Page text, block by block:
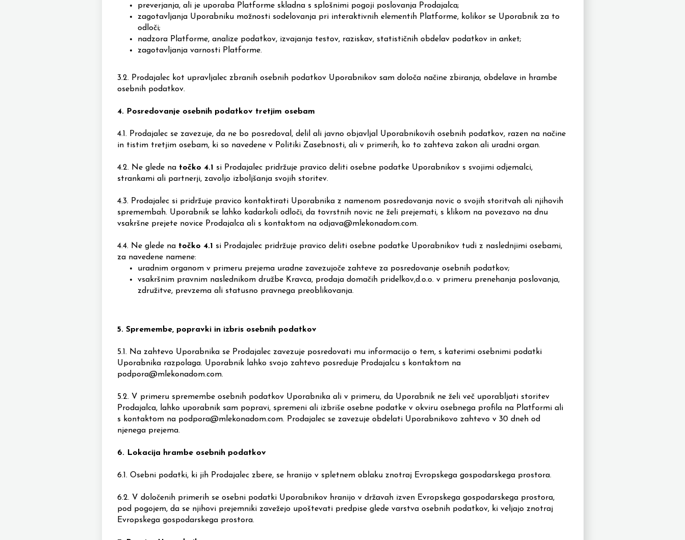
preverjanja, ali je uporaba Platforme skladna s splošnimi pogoji poslovanja Prodajalca;
zagotavljanja Uporabniku možnosti sodelovanja pri interaktivnih elementih Platforme, kolikor se Uporabnik za to
odloči;
nadzora Platforme, analize podatkov, izvajanja testov, raziskav, statističnih obdelav podatkov in anket;
zagotavljanja varnosti Platforme.
3.2. Prodajalec kot upravljalec zbranih osebnih podatkov Uporabnikov sam določa načine zbiranja, obdelave in hrambe
osebnih podatkov.
4. Posredovanje osebnih podatkov tretjim osebam
4.1. Prodajalec se zavezuje, da ne bo posredoval, delil ali javno objavljal Uporabnikovih osebnih podatkov, razen na načine
in tistim tretjim osebam, ki so navedene v Politiki Zasebnosti, ali v primerih, ko to zahteva zakon ali uradni organ.
4.2. Ne glede na točko 4.1
si Prodajalec pridržuje pravico deliti osebne podatke Uporabnikov s svojimi odjemalci,
strankami ali partnerji, zavoljo izboljšanja svojih storitev.
4.3. Prodajalec si pridržuje pravico kontaktirati Uporabnika z namenom posredovanja novic o svojih storitvah ali njihovih
spremembah. Uporabnik se lahko kadarkoli odloči, da tovrstnih novic ne želi prejemati, s klikom na povezavo na dnu
vsakršne prejete novice Prodajalca ali s kontaktom na odjava@mlekonadom.com.
4.4. Ne glede na točko 4.1
si Prodajalec pridržuje pravico deliti osebne podatke Uporabnikov tudi z naslednjimi osebami,
za navedene namene:
uradnim organom v primeru prejema uradne zavezujoče zahteve za posredovanje osebnih podatkov;
vsakršnim pravnim naslednikom družbe Kravca, prodaja domačih pridelkov,d.o.o. v primeru prenehanja poslovanja,
združitve, prevzema ali statusno pravnega preoblikovanja.
5. Spremembe, popravki in izbris osebnih podatkov
5.1. Na zahtevo Uporabnika se Prodajalec zavezuje posredovati mu informacijo o tem, s katerimi osebnimi podatki
Uporabnika razpolaga. Uporabnik lahko svojo zahtevo posreduje Prodajalcu s kontaktom na
podpora@mlekonadom.com.
5.2. V primeru spremembe osebnih podatkov Uporabnika ali v primeru, da Uporabnik ne želi več uporabljati storitev
Prodajalca, lahko uporabnik sam popravi, spremeni ali izbriše osebne podatke v okviru osebnega profila na Platformi ali
s kontaktom na podpora@mlekonadom.com. Prodajalec se zavezuje obdelati Uporabnikovo zahtevo v 30 dneh od
njenega prejema.
6. Lokacija hrambe osebnih podatkov
6.1. Osebni podatki, ki jih Prodajalec zbere, se hranijo v spletnem oblaku znotraj Evropskega gospodarskega prostora.
6.2. V določenih primerih se osebni podatki Uporabnikov hranijo v državah izven Evropskega gospodarskega prostora,
pod pogojem, da se njihovi prejemniki zavežejo upoštevati predpise glede varstva osebnih podatkov, ki veljajo znotraj
Evropskega gospodarskega prostora.